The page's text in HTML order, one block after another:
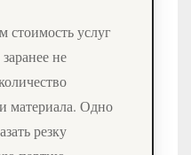
стоимость услуг
не
материала. Одно
резку